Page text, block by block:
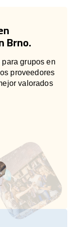
Brno.
grupos en
proveedores
valorados